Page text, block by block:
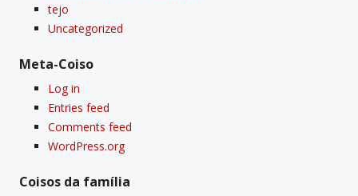
tejo
Uncategorized
Meta-Coiso
Log in
Entries feed
Comments feed
WordPress.org
Coisos da famí­lia